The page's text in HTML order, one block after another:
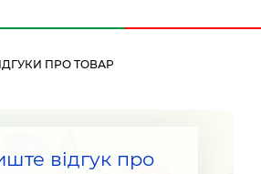
ПРО ТОВАР
відгук про